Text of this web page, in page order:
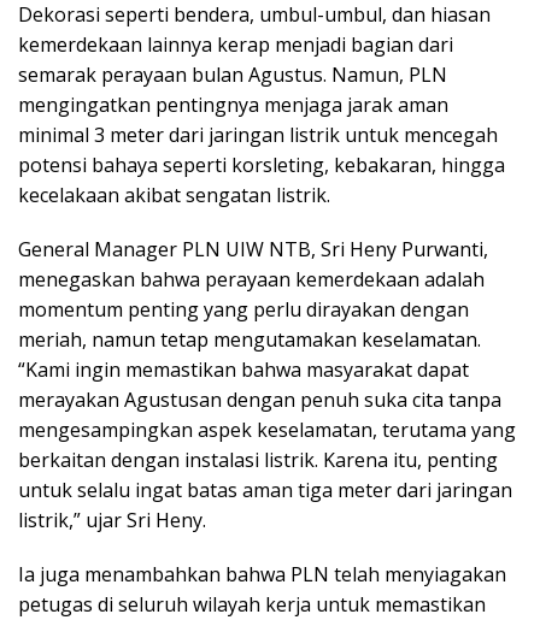
Dekorasi seperti bendera, umbul-umbul, dan hiasan
kemerdekaan lainnya kerap menjadi bagian dari
semarak perayaan bulan Agustus. Namun, PLN
mengingatkan pentingnya menjaga jarak aman
minimal 3 meter dari jaringan listrik untuk mencegah
potensi bahaya seperti korsleting, kebakaran, hingga
kecelakaan akibat sengatan listrik.
General Manager PLN UIW NTB, Sri Heny Purwanti,
menegaskan bahwa perayaan kemerdekaan adalah
momentum penting yang perlu dirayakan dengan
meriah, namun tetap mengutamakan keselamatan.
“Kami ingin memastikan bahwa masyarakat dapat
merayakan Agustusan dengan penuh suka cita tanpa
mengesampingkan aspek keselamatan, terutama yang
berkaitan dengan instalasi listrik. Karena itu, penting
untuk selalu ingat batas aman tiga meter dari jaringan
listrik,” ujar Sri Heny.
Ia juga menambahkan bahwa PLN telah menyiagakan
petugas di seluruh wilayah kerja untuk memastikan